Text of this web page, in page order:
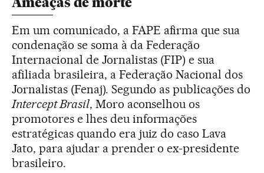
Em um comunicado, a FAPE afirma que sua
condenação se soma à da Federação
Internacional de Jornalistas (FIP) e sua
afiliada brasileira, a Federação Nacional dos
Jornalistas (Fenaj). Segundo as publicações do
Intercept Brasil, Moro aconselhou os
promotores e lhes deu informações
estratégicas quando era juiz do caso Lava
Jato, para ajudar a prender o ex-presidente
brasileiro.